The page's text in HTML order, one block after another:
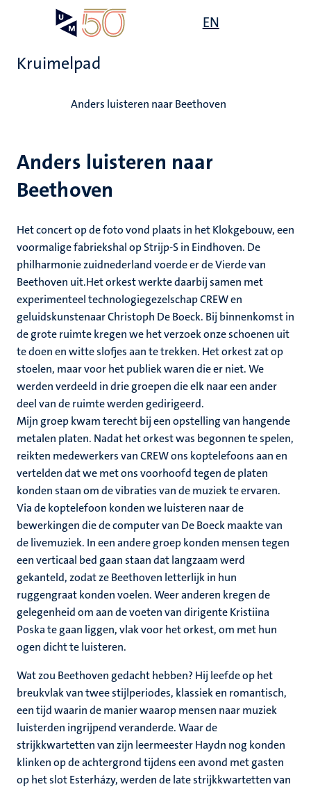
EN
Kruimelpad
Anders luisteren naar Beethoven
Anders luisteren naar
Beethoven
Het concert op de foto vond plaats in het Klokgebouw, een
voormalige fabriekshal op Strijp-S in Eindhoven. De
philharmonie zuidnederland voerde er de Vierde van
Beethoven uit.Het orkest werkte daarbij samen met
experimenteel technologiegezelschap CREW en
geluidskunstenaar Christoph De Boeck. Bij binnenkomst in
de grote ruimte kregen we het verzoek onze schoenen uit
te doen en witte slofjes aan te trekken. Het orkest zat op
stoelen, maar voor het publiek waren die er niet. We
werden verdeeld in drie groepen die elk naar een ander
deel van de ruimte werden gedirigeerd.
Mijn groep kwam terecht bij een opstelling van hangende
metalen platen. Nadat het orkest was begonnen te spelen,
reikten medewerkers van CREW ons koptelefoons aan en
vertelden dat we met ons voorhoofd tegen de platen
konden staan om de vibraties van de muziek te ervaren.
Via de koptelefoon konden we luisteren naar de
bewerkingen die de computer van De Boeck maakte van
de livemuziek. In een andere groep konden mensen tegen
een verticaal bed gaan staan dat langzaam werd
gekanteld, zodat ze Beethoven letterlijk in hun
ruggengraat konden voelen. Weer anderen kregen de
gelegenheid om aan de voeten van dirigente Kristiina
Poska te gaan liggen, vlak voor het orkest, om met hun
ogen dicht te luisteren.
Wat zou Beethoven gedacht hebben? Hij leefde op het
breukvlak van twee stijlperiodes, klassiek en romantisch,
een tijd waarin de manier waarop mensen naar muziek
luisterden ingrijpend veranderde. Waar de
strijkkwartetten van zijn leermeester Haydn nog konden
klinken op de achtergrond tijdens een avond met gasten
op het slot Esterházy, werden de late strijkkwartetten van